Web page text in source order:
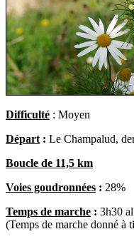
Difficulté : Moyen
Départ : Le Champalud,
Boucle de 11,5 km
Voies goudronnées : 28%
Temps de marche : 3h30
(Temps de marche donné à